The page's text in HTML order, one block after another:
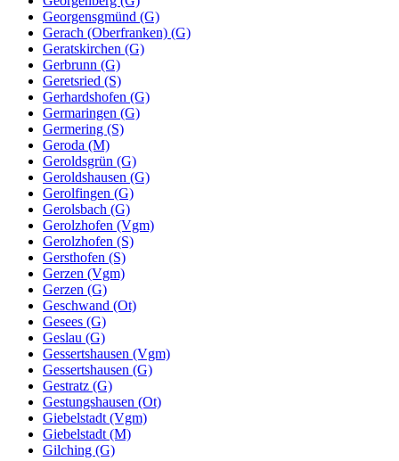
Georgensgmünd (G)
Gerach (Oberfranken) (G)
Geratskirchen (G)
Gerbrunn (G)
Geretsried (S)
Gerhardshofen (G)
Germaringen (G)
Germering (S)
Geroda (M)
Geroldsgrün (G)
Geroldshausen (G)
Gerolfingen (G)
Gerolsbach (G)
Gerolzhofen (Vgm)
Gerolzhofen (S)
Gersthofen (S)
Gerzen (Vgm)
Gerzen (G)
Geschwand (Ot)
Gesees (G)
Geslau (G)
Gessertshausen (Vgm)
Gessertshausen (G)
Gestratz (G)
Gestungshausen (Ot)
Giebelstadt (Vgm)
Giebelstadt (M)
Gilching (G)